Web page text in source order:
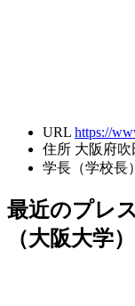
URL https://
住所 大阪府吹
学長（学校長）
最近のプレ
（大阪大学）